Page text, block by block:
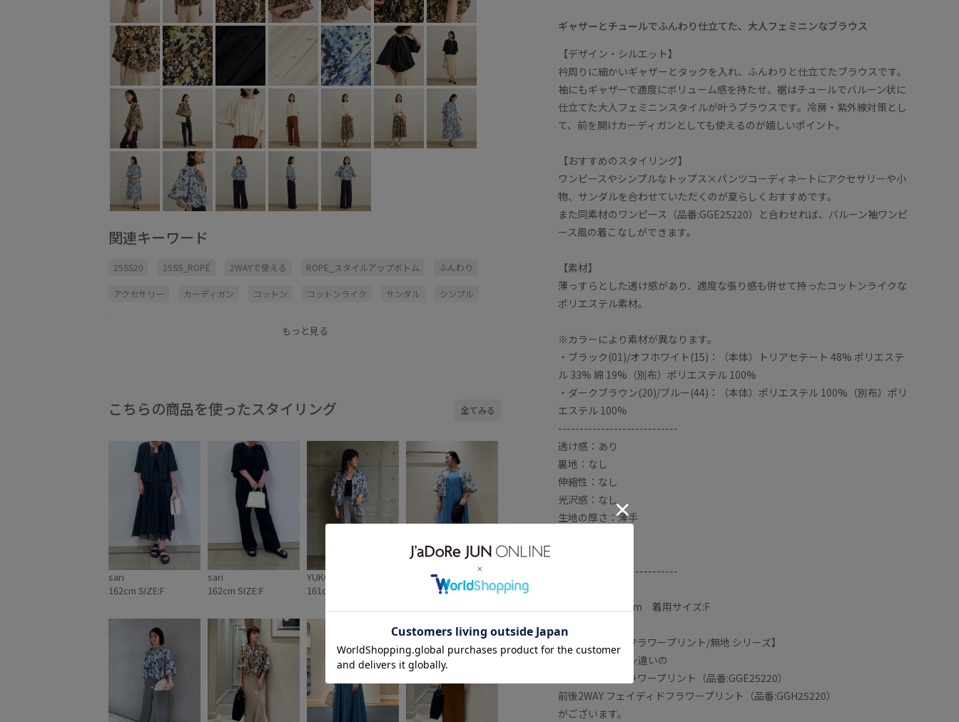
関連キーワード
25SS20 25SS_ROPÉ 2WAYで使える ROPE_スタイルアップボトム ふんわり
アクセサリー カーディガン コットン コットンライク サンダル シンプル
もっと見る
こちらの商品を使ったスタイリング 全てみる
sari
162cm SIZE:F
sari
162cm SIZE:F
YUKO
161cm SIZE:F
158cm SIZE:F
ギャザーとチュールでふんわり仕立てた、大人フェミニンなブラウス
【デザイン・シルエット】
衿周りに細かいギャザーとタックを入れ、ふんわりと仕立てたブラウスです。
袖にもギャザーで適度にボリューム感を持たせ、裾はチュールでバルーン状に
仕立てた大人フェミニンスタイルが叶うブラウスです。冷房・紫外線対策とし
て、前を開けカーディガンとしても使えるのが嬉しいポイント。
【おすすめのスタイリング】
ワンピースやシンプルなトップス×パンツコーディネートにアクセサリーや小
物、サンダルを合わせていただくのが夏らしくおすすめです。
また同素材のワンピース（品番:GGE25220）と合わせれば、バルーン袖ワンピ
ース風の着こなしができます。
【素材】
薄っすらとした透け感があり、適度な張り感も併せて持ったコットンライクな
ポリエステル素材。
※カラーにより素材が異なります。
・ブラック(01)/オフホワイト(15)：（本体）トリアセテート 48% ポリエステ
ル 33% 綿 19%（別布）ポリエステル 100%
・ダークブラウン(20)/ブルー(44)：（本体）ポリエステル 100%（別布）ポリ
エステル 100%
----------------------------
透け感：あり
裏地：なし
伸縮性：なし
光沢感：なし
生地の厚さ：薄手
----------------------------
モデル身長:171cm 着用サイズ:F
【フェイディドフラワープリント/無地 シリーズ】
同素材でデザイン違いの
フェイディドフラワープリント（品番:GGE25220）
前後2WAY フェイディドフラワープリント（品番:GGH25220）
がございます。